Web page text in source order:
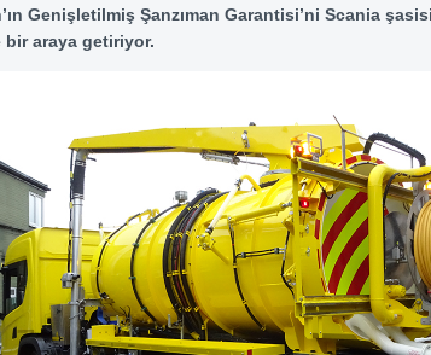
Genişletilmiş Şanzıman Garantisi’ni Scania
bir araya getiriyor.